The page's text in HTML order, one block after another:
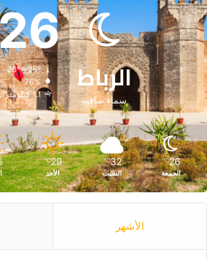
الرباط
سماء صافية
26º - 26º
76%
1.1 كيلومتر/ساعة
26
℃
الجمعة
32
℃
السبت
29
℃
الأحد
الأشهر